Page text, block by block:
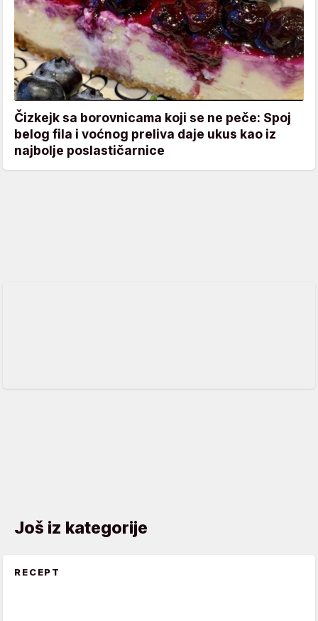
Čizkejk sa borovnicama koji se ne peče: Spoj
belog fila i voćnog preliva daje ukus kao iz
najbolje poslastičarnice
Još iz kategorije
RECEPT